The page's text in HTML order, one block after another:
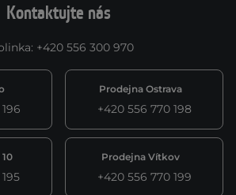
Kontaktujte nás
: +420 556 300 970
Prodejna Ostrava
+420 556 770 198
Prodejna Vítkov
+420 556 770 199